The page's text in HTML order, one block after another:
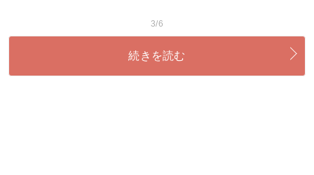
3/6
続きを読む